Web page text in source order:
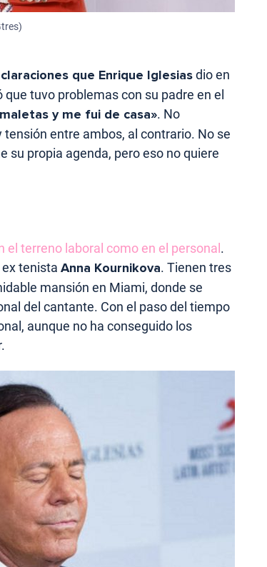
que Enrique Iglesiasdio en
tuvo problemas con su padre en el
y me fui de casa». No
entre ambos, al contrario. No se
su propia agenda, pero eso no quiere
terreno laboral como en el personal .
tenista Anna Kournikova. Tienen tres
mansión en Miami, donde se
del cantante. Con el paso del tiempo
aunque no ha conseguido los